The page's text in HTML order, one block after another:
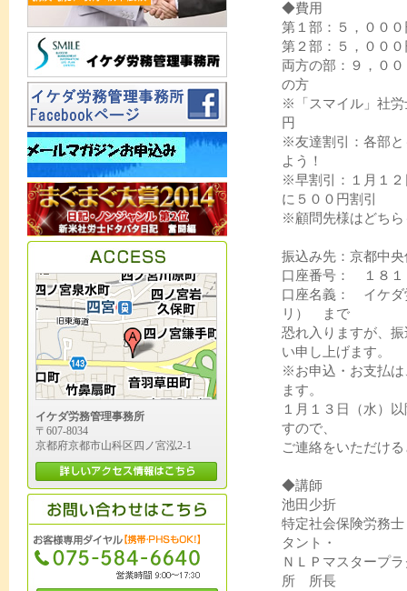
◆費用
第１部：５，０００
第２部：５，０００
両方の部：９，０
の方
※「スマイル」社労
円
※友達割引：各部と
よう！
※早割引：１月１２
に５００円割引
※顧問先様はどちら
振込み先：京都中
口座番号： １
口座名義： イケダ
リ） まで
恐れ入りますが、
い申し上げます。
※お申込・お支払は
ます。
１月１３日（水）
すので、
ご連絡をいただけ
◆講師
池田少折
特定社会保険労務
タント・
ＮＬＰマスタープ
所 所長
イケダ労務管理事務所
〒607-8034
京都府京都市山科区四ノ宮泓2-1